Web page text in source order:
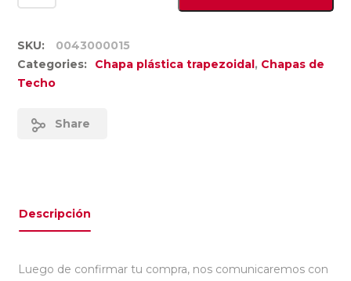
SKU:
0043000015
Categories:
Chapa plástica trapezoidal, Chapas de
Techo
Share
Descripción
Luego de confirmar tu compra, nos comunicaremos con